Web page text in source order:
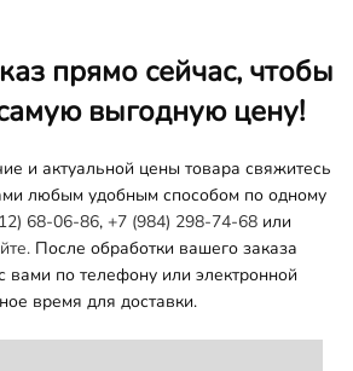
прямо сейчас, чтобы
выгодную цену!
и актуальной цены товара свяжитесь
любым удобным способом по одному
68-06-86, +7 (984) 298-74-68 или
После обработки вашего заказа
вами по телефону или электронной
время для доставки.